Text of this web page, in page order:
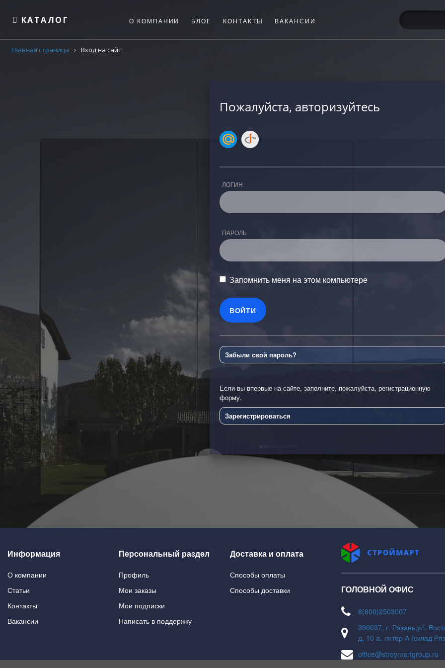
КАТАЛОГ О КОМПАНИИ БЛОГ КОНТАКТЫ ВАКАНСИИ
Главная страница Вход на сайт
Пожалуйста, авторизуйтесь
ЛОГИН
ПАРОЛЬ
Запомнить меня на этом компьютере
Забыли свой пароль?
Если вы впервые на сайте, заполните, пожалуйста, регистрационную
форму.
Зарегистрироваться
Информация
О компании
Статьи
Контакты
Вакансии
Персональный раздел
Профиль
Мои заказы
Мои подписки
Написать в поддержку
Доставка и оплата
Способы оплаты
Способы доставки
ГОЛОВНОЙ ОФИС
8(800)2503007
390037, г. Рязань,ул.
д. 10 а, литер А (склад
office@stroymartgroup.ru